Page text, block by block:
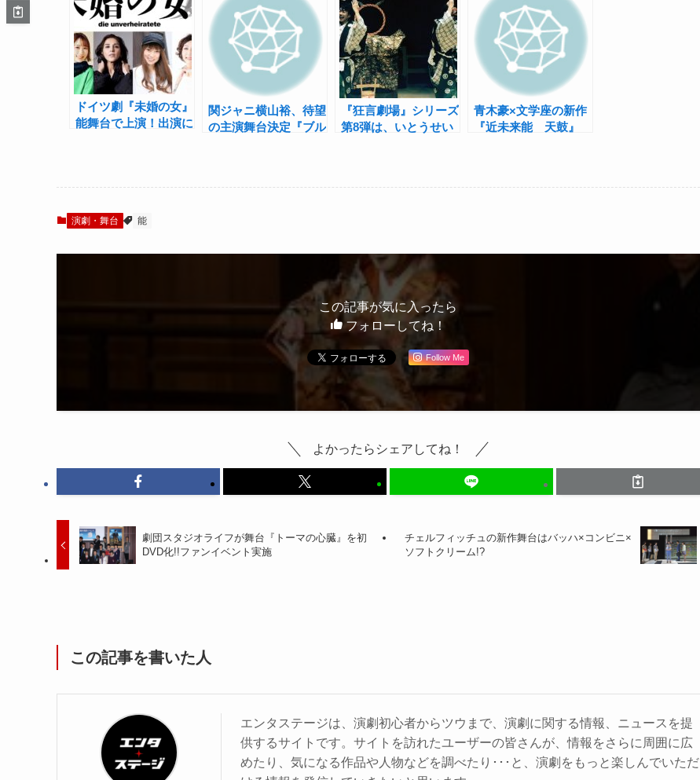
ドイツ劇『未婚の女』
能舞台で上演！出演に
関ジャニ横山裕、待望
の主演舞台決定『ブル
『狂言劇場』シリーズ
第8弾は、いとうせい
青木豪×文学座の新作
『近未来能 天鼓』
演劇・舞台 能
この記事が気に入ったら
フォローしてね！
Follow Me
よかったらシェアしてね！
劇団スタジオライフが舞台『トーマの心臓』を初
DVD化!!ファンイベント実施
チェルフィッチュの新作舞台はバッハ×コンビニ×
ソフトクリーム!?
この記事を書いた人
エンタステージは、演劇初心者からツウまで、演劇に関する情報、ニュースを提
供するサイトです。サイトを訪れたユーザーの皆さんが、情報をさらに周囲に広
めたり、気になる作品や人物などを調べたり･･･と、演劇をもっと楽しんでいただ